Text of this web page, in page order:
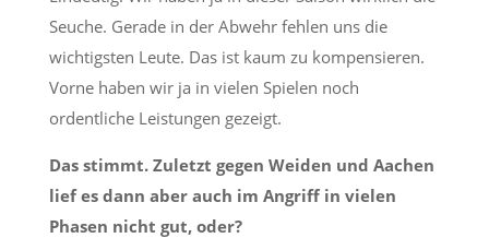
Seuche. Gerade in der Abwehr fehlen uns die
wichtigsten Leute. Das ist kaum zu kompensieren.
Vorne haben wir ja in vielen Spielen noch
ordentliche Leistungen gezeigt.
Das stimmt. Zuletzt gegen Weiden und Aachen
lief es dann aber auch im Angriff in vielen
Phasen nicht gut, oder?